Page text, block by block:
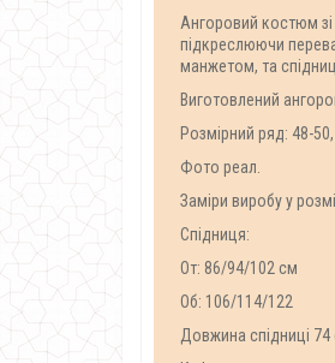
Ангоровий костюм
підкреслюючи
манжетом, та
Виготовлений
Розмірний ряд: 48-
Фото реал.
Заміри виробу у
Спідниця:
От: 86/94/102 см
Об: 106/114/122
Довжина спідниці 74